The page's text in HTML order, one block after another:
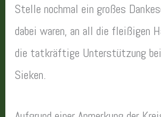
Stelle nochmal ein großes
dabei waren, an all die fleißigen
die tatkräftige Unterstützung
Sieken.